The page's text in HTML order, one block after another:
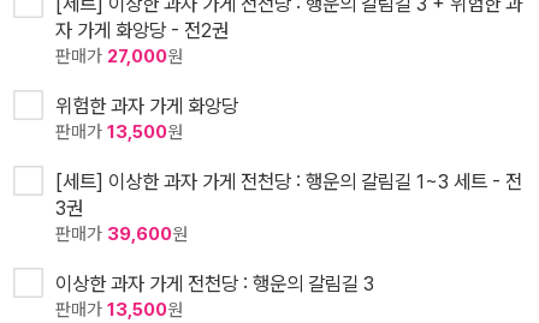
자 가게 화앙당 - 전2권
판매가 27,000원
위험한 과자 가게 화앙당
판매가 13,500원
[세트] 이상한 과자 가게 전천당 : 행운의 갈림길 1~3 세트 - 전
3권
판매가 39,600원
이상한 과자 가게 전천당 : 행운의 갈림길 3
판매가 13,500원